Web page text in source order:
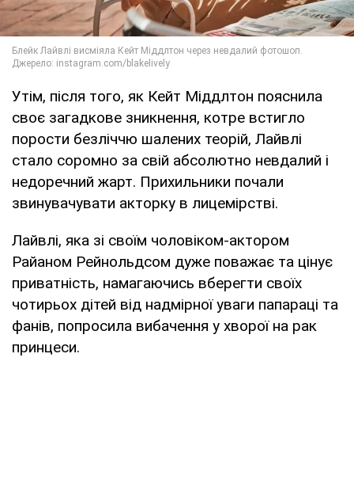
Утім, після того, як Кейт Міддлтон пояснила
своє загадкове зникнення, котре встигло
порости безліччю шалених теорій, Лайвлі
стало соромно за свій абсолютно невдалий і
недоречний жарт. Прихильники почали
звинувачувати акторку в лицемірстві.
Лайвлі, яка зі своїм чоловіком-актором
Райаном Рейнольдсом дуже поважає та цінує
приватність, намагаючись вберегти своїх
чотирьох дітей від надмірної уваги папараці та
фанів, попросила вибачення у хворої на рак
принцеси.